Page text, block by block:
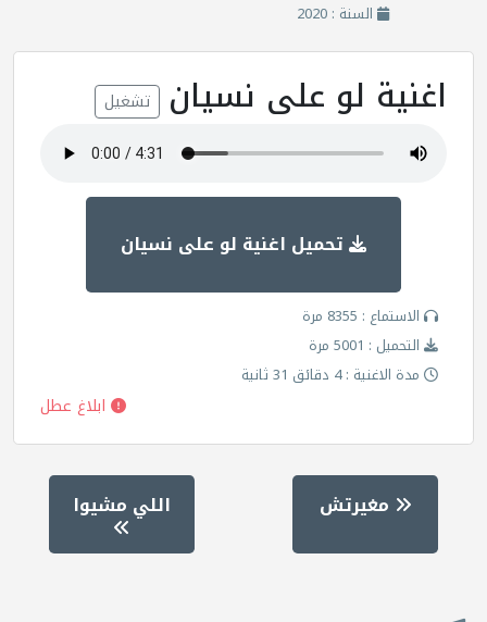
السنة : 2020
اغنية لو على نسيان تشغيل
تحميل اغنية لو على نسيان
الاستماع : 8355 مرة
التحميل : 5001 مرة
مدة الاغنية : 4 دقائق 31 ثانية
ابلاغ عطل
مغيرتش اللي مشيوا